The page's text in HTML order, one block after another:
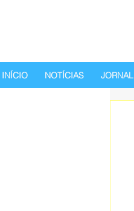
INÍCIO NOTÍCIAS